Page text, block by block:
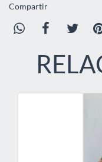
Compartir